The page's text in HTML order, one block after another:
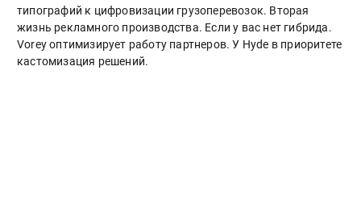
типографий к цифровизации грузоперевозок. Вторая
жизнь рекламного производства. Если у вас нет гибрида.
Vorey оптимизирует работу партнеров. У Hyde в приоритете
кастомизация решений.